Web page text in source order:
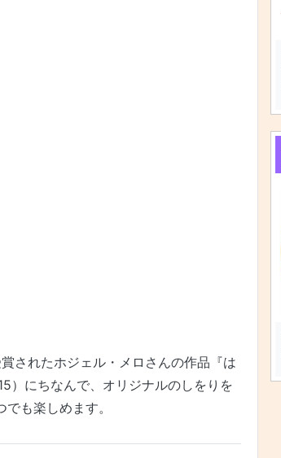
されたホジェル・メロさんの作品『は
）にちなんで、オリジナルのしをりを
も楽しめます。